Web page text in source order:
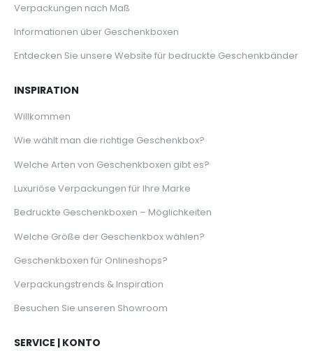
Verpackungen nach Maß
Informationen über Geschenkboxen
Entdecken Sie unsere Website für bedruckte Geschenkbänder
INSPIRATION
Willkommen
Wie wählt man die richtige Geschenkbox?
Welche Arten von Geschenkboxen gibt es?
Luxuriöse Verpackungen für Ihre Marke
Bedruckte Geschenkboxen – Möglichkeiten
Welche Größe der Geschenkbox wählen?
Geschenkboxen für Onlineshops?
Verpackungstrends & Inspiration
Besuchen Sie unseren Showroom
SERVICE | KONTO